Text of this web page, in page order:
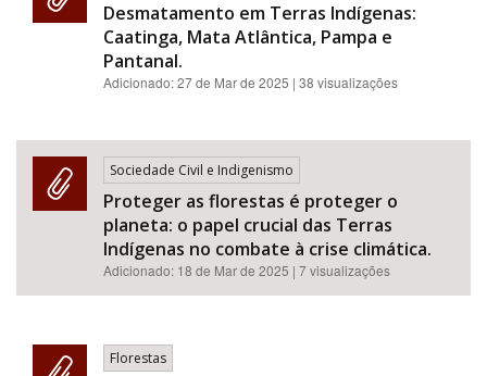
Desmatamento em Terras Indígenas:
Caatinga, Mata Atlântica, Pampa e
Pantanal.
Adicionado:27 de Mar de 2025 | 38 visualizações
Sociedade Civil e Indigenismo
Proteger as florestas é proteger o
planeta: o papel crucial das Terras
Indígenas no combate à crise climática.
Adicionado: 18 de Mar de 2025 | 7 visualizações
Florestas